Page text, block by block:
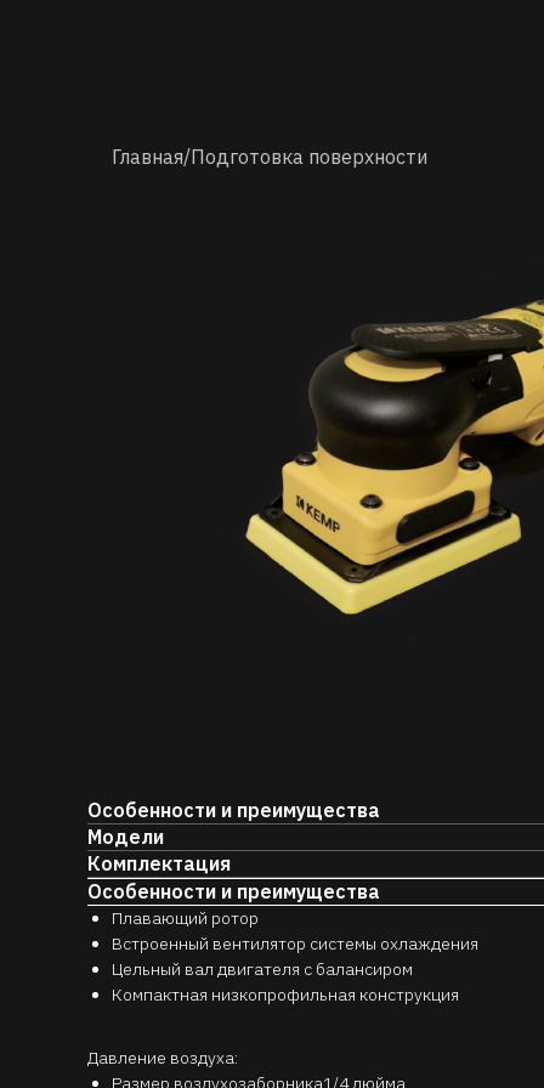
Главная/Подготовка поверхности
Особенности и преимущества
Модели
Комплектация
Особенности и преимущества
Плавающий ротор
Встроенный вентилятор системы охлаждения
Цельный вал двигателя с балансиром
Компактная низкопрофильная конструкция
Давление воздуха:
Размер воздухозаборника1/4 дюйма